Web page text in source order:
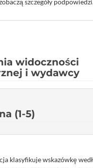
szczegóły
widoczności
i wydawcy
(1-5)
klasyfikuje wskazówkę